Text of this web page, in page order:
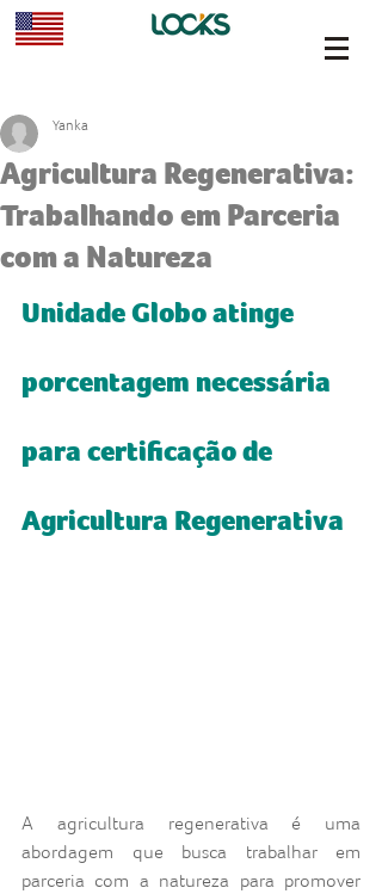
Agricultura Regenerativa:
Trabalhando em Parceria
com a Natureza
Yanka
Unidade Globo atinge
porcentagem necessária
para certificação de
Agricultura Regenerativa
A agricultura regenerativa é uma
abordagem que busca trabalhar em
parceria com a natureza para promover